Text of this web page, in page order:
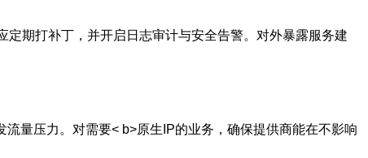
期打补丁，并开启日志审计与安全告警。对外暴露服务建
量压力。对需要< b>原生IP的业务，确保提供商能在不影响